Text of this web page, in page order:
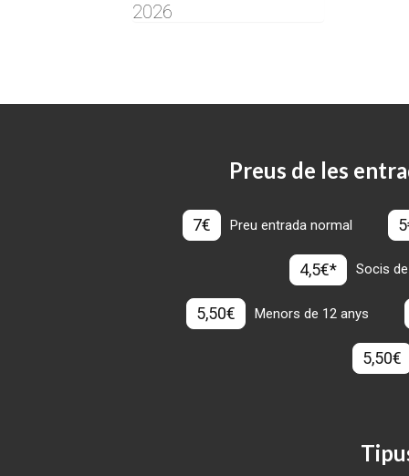
2026
Preus de les
7€ Preu entrada normal
4,5€* Socis
5,50€ Menors de 12 anys
5,50€